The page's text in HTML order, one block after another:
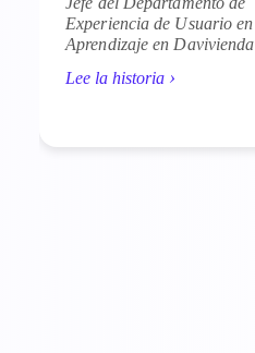
Experiencia de Usuario en
Aprendizaje en Davivienda
Lee la historia ›